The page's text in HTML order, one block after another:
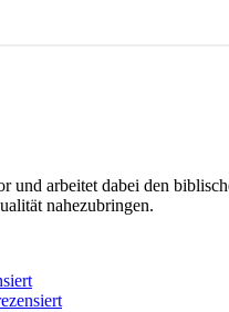
arbeitet dabei den
nahezubringen.